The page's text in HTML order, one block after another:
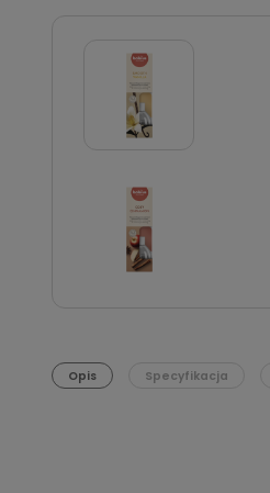
Opis Specyfikacja